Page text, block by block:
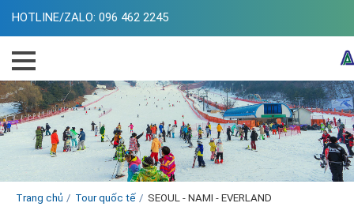
Trang chủ Tour quốc tế SEOUL - NAMI - EVERLAND
HOTLINE/ZALO: 096 462 2245